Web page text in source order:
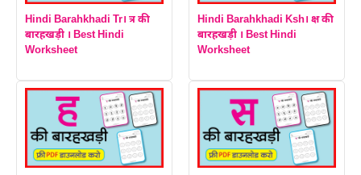
Hindi Barahkhadi Tr। त्र की
बारहखड़ी । Best Hindi
Worksheet
Hindi Barahkhadi Ksh। क्ष की
बारहखड़ी । Best Hindi
Worksheet